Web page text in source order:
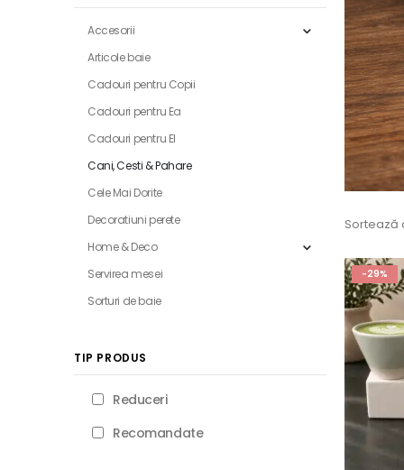
Sortează
-29%
Accesorii
Articole baie
Cadouri pentru Copii
Cadouri pentru Ea
Cadouri pentru El
Cani, Cesti & Pahare
Cele Mai Dorite
Decoratiuni perete
Home & Deco
Servirea mesei
Sorturi de baie
TIP PRODUS
Reduceri
Recomandate